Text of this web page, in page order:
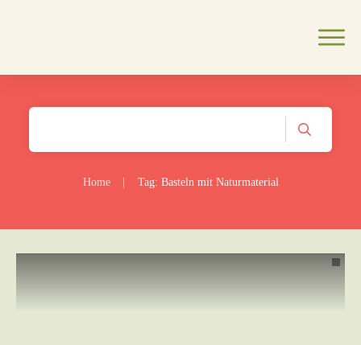
Home Tag: Basteln mit Naturmaterial